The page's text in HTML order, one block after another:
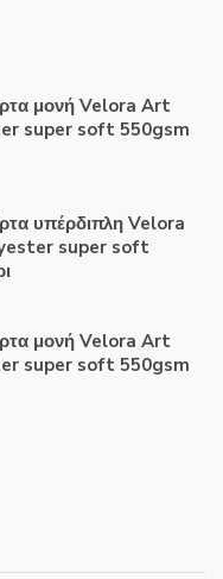
μονή Velora Art
super soft 550gsm
υπέρδιπλη Velora
super soft
μονή Velora Art
super soft 550gsm